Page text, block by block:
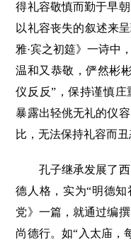
得礼容敬慎而勤于早
以礼容丧失的叙述来
雅·宾之初筵》一诗中
温和又恭敬，俨然彬
仪反反”，保持谨慎庄
暴露出轻佻无礼的仪
比，无法保持礼容而
孔子继承发展了西
德人格，实为“明德知
党》一篇，就通过编
尚德行。如“入太庙，